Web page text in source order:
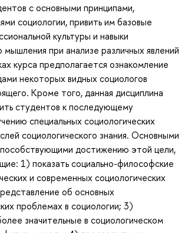
с основными принципами,
социологии, привить им базовые
культуры и навыки
мышления при анализе различных явлений
курса предполагается ознакомление
некоторых видных социологов
Кроме того, данная дисциплина
студентов к последующему
специальных социологических
социологического знания. Основными
достижению этой цели,
1) показать социально-философские
и современных социологических
об основных
проблемах в социологии; 3)
значительные в социологическом